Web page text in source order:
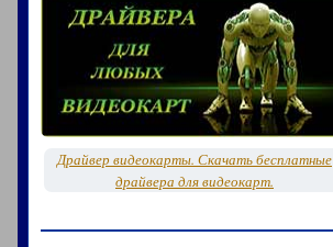
Драйвер видеокарты. Скачать бесплатные
драйвера для видеокарт.